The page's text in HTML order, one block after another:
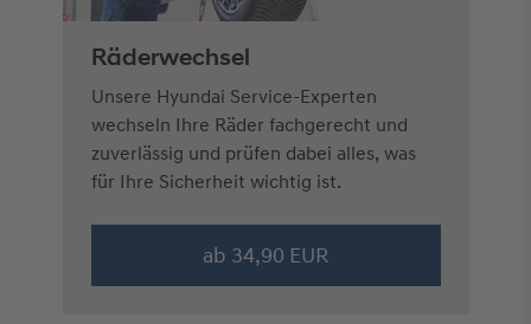
Räderwechsel
Unsere Hyundai Service-Experten
wechseln Ihre Räder fachgerecht und
zuverlässig und prüfen dabei alles, was
für Ihre Sicherheit wichtig ist.
ab 34,90 EUR